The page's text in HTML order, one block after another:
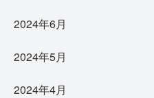
2024年6月
2024年5月
2024年4月